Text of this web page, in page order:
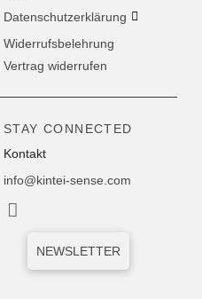
Datenschutzerklärung
Widerrufsbelehrung
Vertrag widerrufen
STAY CONNECTED
Kontakt
info@kintei-sense.com
NEWSLETTER